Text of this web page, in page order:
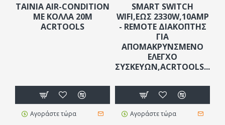
ΤΑΙΝΙΑ AIR-CONDITION
ΜΕ ΚΟΛΛΑ 20M
ACRTOOLS
Αγοράστε τώρα
SMART SWITCH
WIFI,ΕΩΣ 2330W,10AMP
- REMOTE ΔΙΑΚΌΠΤΗΣ
ΓΙΑ
ΑΠΟΜΑΚΡΥΝΣΜΈΝΟ
ΈΛΕΓΧΟ
ΣΥΣΚΕΥΏΝ,ACRTOOLS...
Αγοράστε τώρα